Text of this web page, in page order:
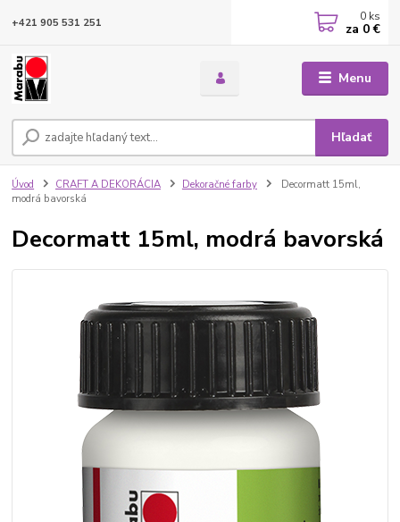
Menu
Hľadať
+421 905 531 251 0 ks
za 0 €
Úvod CRAFT A DEKORÁCIA Dekoračné farby
Decormatt 15ml,
modrá bavorská
Decormatt 15ml, modrá bavorská